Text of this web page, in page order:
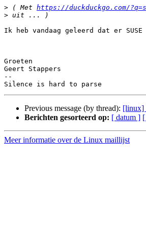
> ( Met https://duckduckgo.com/
>
Ik heb vandaag geleerd dat er SUSE
Groeten
Geert Stappers
--
Previous message (by thread): [linux]
Berichten gesorteerd op: [ datum ]
Meer informatie over de Linux maillijst